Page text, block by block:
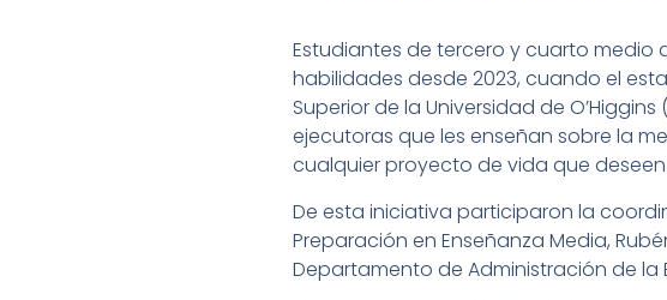
Estudiantes de tercero y cuarto medio
habilidades desde 2023, cuando el
Superior de la Universidad de
ejecutoras que les enseñan sobre la
cualquier proyecto de vida que deseen
De esta iniciativa participaron la
Preparación en Enseñanza Media,
Departamento de Administración de la